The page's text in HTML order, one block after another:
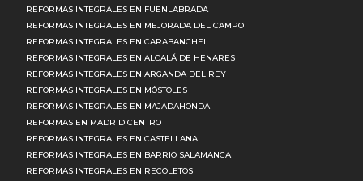
REFORMAS INTEGRALES EN FUENLABRADA
REFORMAS INTEGRALES EN MEJORADA DEL CAMPO
REFORMAS INTEGRALES EN CARABANCHEL
REFORMAS INTEGRALES EN ALCALÁ DE HENARES
REFORMAS INTEGRALES EN ARGANDA DEL REY
REFORMAS INTEGRALES EN MÓSTOLES
REFORMAS INTEGRALES EN MAJADAHONDA
REFORMAS EN MADRID CENTRO
REFORMAS INTEGRALES EN CASTELLANA
REFORMAS INTEGRALES EN BARRIO SALAMANCA
REFORMAS INTEGRALES EN RECOLETOS